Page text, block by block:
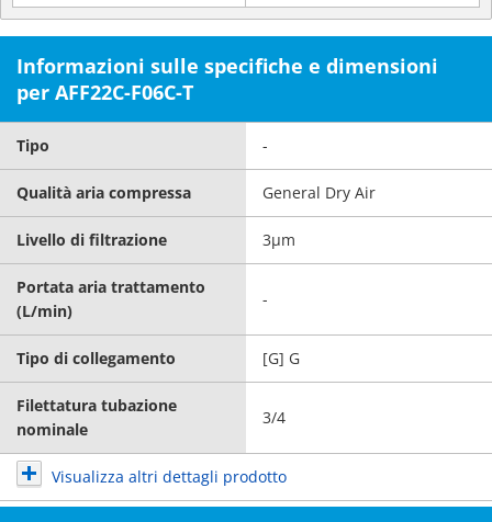
Informazioni sulle specifiche e dimensioni
per AFF22C-F06C-T
Tipo -
Qualità aria compressa General Dry Air
Livello di filtrazione 3μm
Portata aria trattamento
(L/min)
-
Tipo di collegamento [G] G
Filettatura tubazione
nominale
3/4
Visualizza altri dettagli prodotto